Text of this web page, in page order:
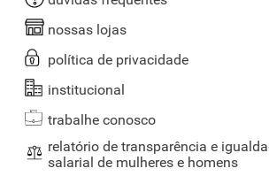
nossas lojas
política de privacidade
institucional
trabalhe conosco
relatório de transparência e
salarial de mulheres e homens